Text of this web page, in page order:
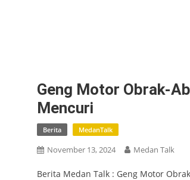
Geng Motor Obrak-
Mencuri
Berita MedanTalk
November 13, 2024 Medan Talk
Berita Medan Talk : Geng Motor